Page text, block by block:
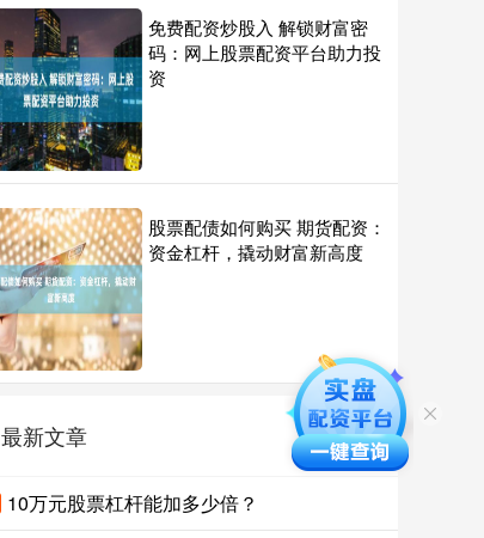
免费配资炒股入 解锁财富密
码：网上股票配资平台助力投
资
股票配债如何购买 期货配资：
资金杠杆，撬动财富新高度
最新文章
10万元股票杠杆能加多少倍？